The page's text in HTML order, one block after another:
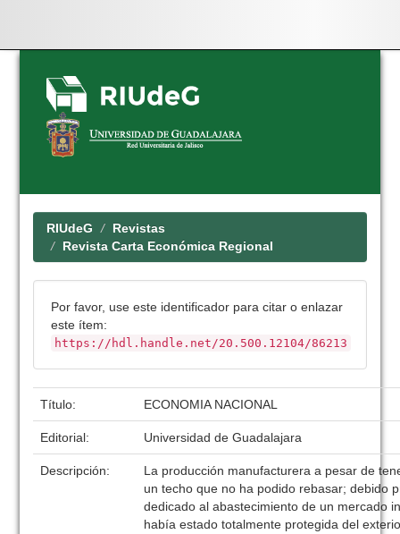
Skip
navigation
RIUdeG
Revistas
Revista Carta Económica Regional
Por favor, use este identificador para citar o enlazar
este ítem:
https://hdl.handle.net/20.500.12104/86213
Título: ECONOMIA NACIONAL
Editorial: Universidad de Guadalajara
Descripción:
La producción manufacturera a pesar de
un techo que no ha podido rebasar; debido
dedicado al abastecimiento de un mercado
había estado totalmente protegida del